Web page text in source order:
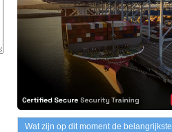
Wat zijn op dit moment de belangrijkste